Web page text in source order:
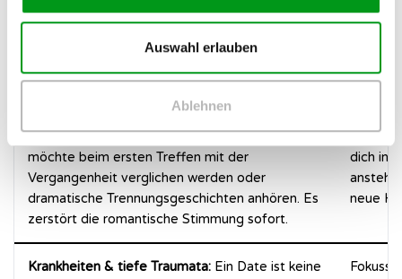
Auswahl erlauben
Ablehnen
Themen ziehen die Energie förmlich aus dem Raum und
Ex-Partner & verflossene Lieben:Niemand
möchte beim ersten Treffen mit der
Vergangenheit verglichen werden oder
dramatische Trennungsgeschichten anhören. Es
zerstört die romantische Stimmung sofort.
Sprich
dich in
neue
Krankheiten & tiefe Traumata: Ein Date ist keine